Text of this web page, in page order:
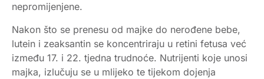
nepromijenjene.
Nakon što se prenesu od majke do nerođene bebe,
lutein i zeaksantin se koncentriraju u retini fetusa već
između 17. i 22. tjedna trudnoće. Nutrijenti koje unosi
majka, izlučuju se u mlijeko te tijekom dojenja